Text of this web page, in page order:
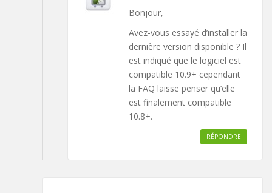
Bonjour,
Avez-vous essayé d’installer la
dernière version disponible ? Il
est indiqué que le logiciel est
compatible 10.9+ cependant
la FAQ laisse penser qu’elle
est finalement compatible
10.8+.
RÉPONDRE